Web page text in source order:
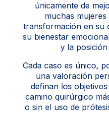
únicamente de
muchas
transformación en su
su bienestar
y la
Cada caso es único,
una valoración
definan los
camino quirúrgico
o sin el uso de